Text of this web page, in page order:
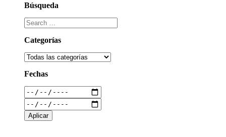
Búsqueda
Categorías
Fechas